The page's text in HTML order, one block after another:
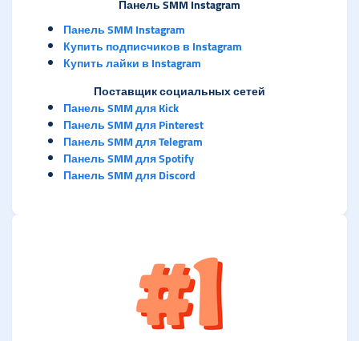
Панель SMM Instagram
Панель SMM Instagram
Купить подписчиков в Instagram
Купить лайки в Instagram
Поставщик социальных сетей
Панель SMM для Kick
Панель SMM для Pinterest
Панель SMM для Telegram
Панель SMM для Spotify
Панель SMM для Discord